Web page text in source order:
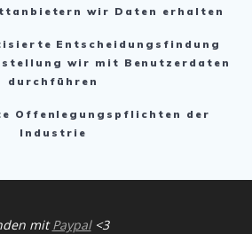
wir Daten erhalten
Entscheidungsfindung
wir mit Benutzerdaten
durchführen
Offenlegungspflichten der
Industrie
mitPaypal<3